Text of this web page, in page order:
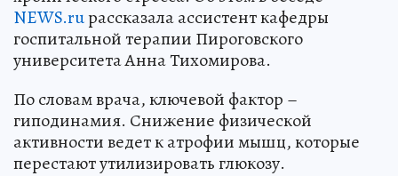
NEWS.ruрассказала ассистент кафедры
госпитальной терапии Пироговского
университета Анна Тихомирова.
По словам врача, ключевой фактор –
гиподинамия. Снижение физической
активности ведет к атрофии мышц, которые
перестают утилизировать глюкозу.